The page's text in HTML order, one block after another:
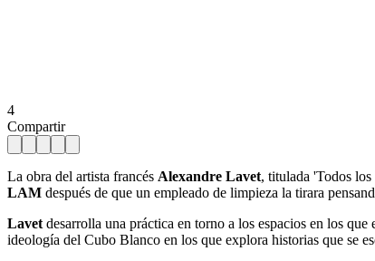
4
Compartir
La obra del artista francés Alexandre Lavet, titulada 'Todos los
LAM después de que un empleado de limpieza la tirara
Lavet desarrolla una práctica en torno a los espacios en los
ideología del Cubo Blanco en los que explora historias que se